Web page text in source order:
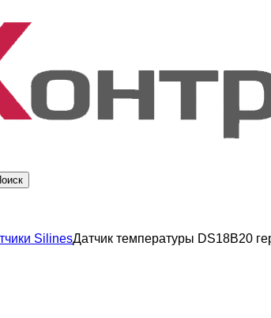
SilinesДатчик температуры DS18B20